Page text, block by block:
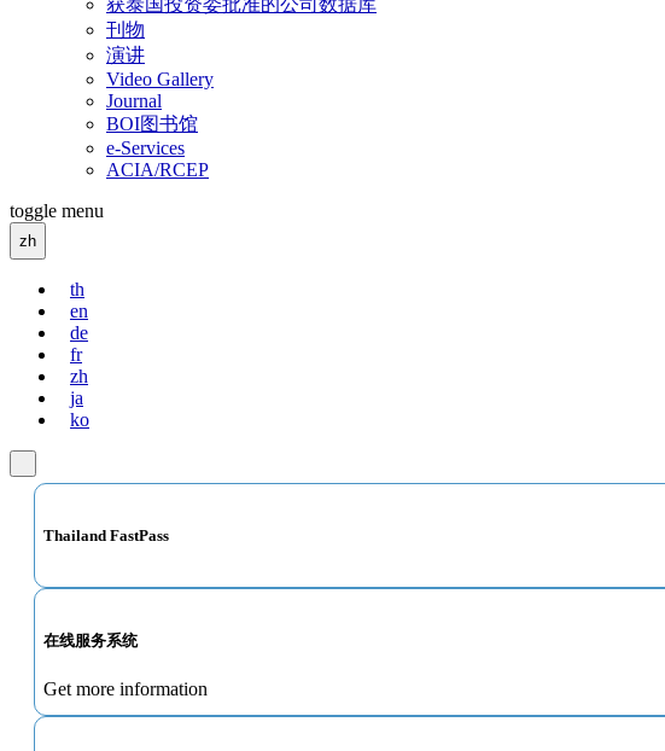
获泰国投资委批准的公司数据库
刊物
演讲
Video Gallery
Journal
BOI图书馆
e-Services
ACIA/RCEP
toggle menu
zh
th
en
de
fr
zh
ja
ko
Thailand FastPass
在线服务系统
Get more information